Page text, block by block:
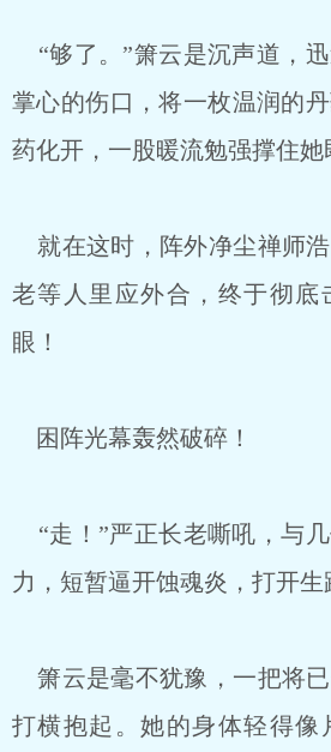
“够了。”箫云是沉声道，
掌心的伤口，将一枚温润的
药化开，一股暖流勉强撑住她
就在这时，阵外净尘禅师
老等人里应外合，终于彻底
眼！
困阵光幕轰然破碎！
“走！”严正长老嘶吼，与
力，短暂逼开蚀魂炎，打开生
箫云是毫不犹豫，一把将
打横抱起。她的身体轻得像